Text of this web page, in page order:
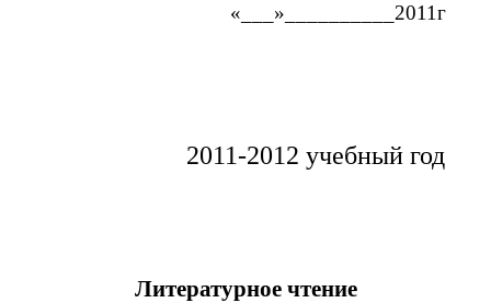
«___»__________2011г
2011-2012 учебный год
Литературное чтение